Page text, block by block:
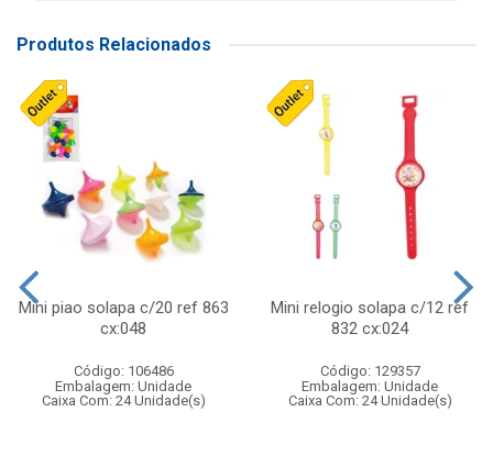
Produtos Relacionados
Mini piao solapa c/20 ref 863
cx:048
Código: 106486
Embalagem: Unidade
Caixa Com: 24 Unidade(s)
Mini relogio solapa c/12 ref
832 cx:024
Código: 129357
Embalagem: Unidade
Caixa Com: 24 Unidade(s)